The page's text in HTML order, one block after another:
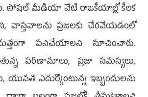
సోషల్ మీడియా నేటి రాజకీయాల్లో కీలక
వాస్తవాలను ప్రజలకు చేరవేయడంలో
పనిచేయాలని సూచించారు.
పరిణామాలు, ప్రజా సమస్యలు,
యువత ఎదుర్కొంటున్న ఇబ్బందులను